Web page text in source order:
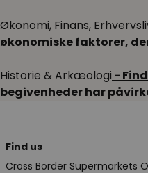
Økonomi, Finans,
økonomiske faktorer,
Historie & Arkæologi -
begivenheder har
Find us
Cross Border Supermarkets